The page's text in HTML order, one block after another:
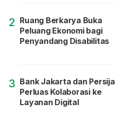
2 Ruang Berkarya Buka
Peluang Ekonomi bagi
Penyandang Disabilitas
3 Bank Jakarta dan Persija
Perluas Kolaborasi ke
Layanan Digital